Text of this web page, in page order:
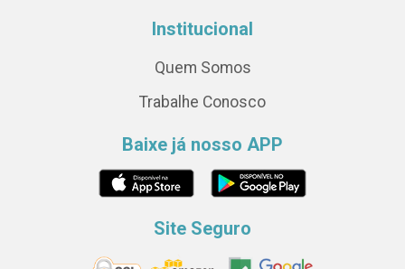
Institucional
Quem Somos
Trabalhe Conosco
Baixe já nosso APP
Site Seguro